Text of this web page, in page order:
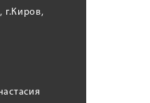
г.Киров,